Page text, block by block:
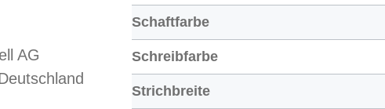
AG
Schaftfarbe
Schreibfarbe
Strichbreite